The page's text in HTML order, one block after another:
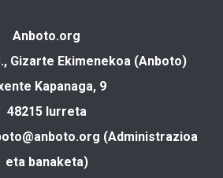
Anboto.org
Gizarte Ekimenekoa (Anboto)
Kapanaga, 9
48215 Iurreta
(Administrazioa
eta banaketa)